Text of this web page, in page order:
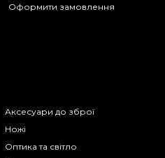
Оформити замовлення
Аксесуари до зброї
Ножі
Оптика та світло